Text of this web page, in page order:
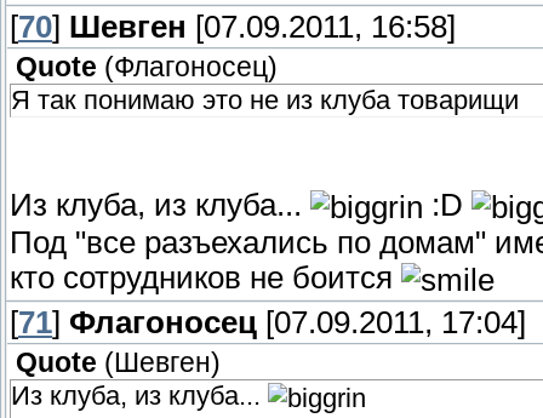
[70] Шевген [07.09.2011, 16:58]
Quote (Флагоносец)
Я так понимаю это не из клуба товарищи
Из клуба, из клуба...
:D
Под "все разъехались по домам"
кто сотрудников не боится
[71] Флагоносец [07.09.2011, 17:04]
Quote ( Шевген)
Из клуба, из клуба...